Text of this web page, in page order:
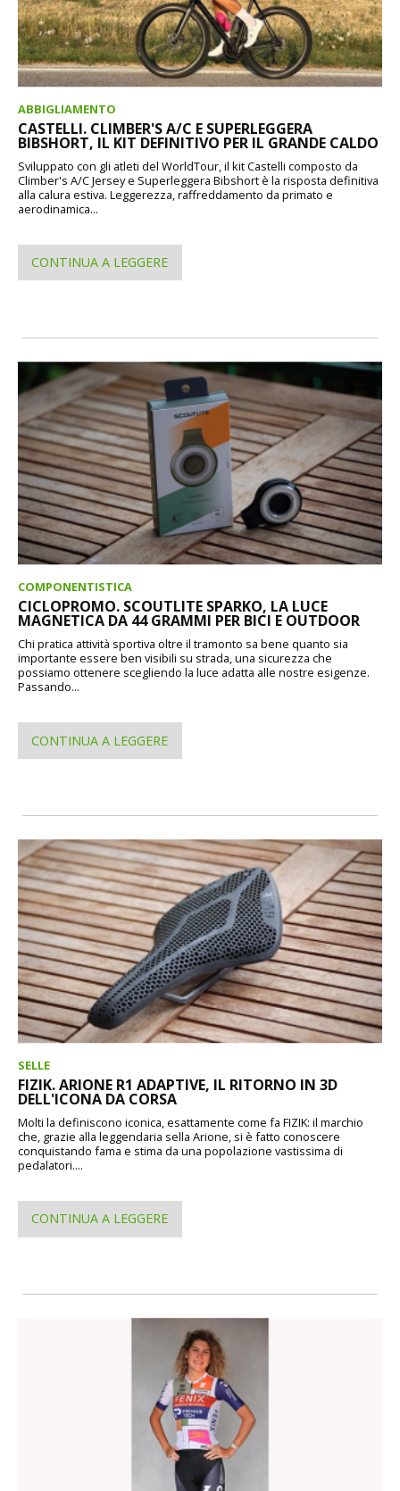
ABBIGLIAMENTO
CASTELLI. CLIMBER'S A/C E SUPERLEGGERA
BIBSHORT, IL KIT DEFINITIVO PER IL GRANDE CALDO
Sviluppato con gli atleti del WorldTour, il kit Castelli composto da
Climber's A/C Jersey e Superleggera Bibshort è la risposta definitiva
alla calura estiva. Leggerezza, raffreddamento da primato e
aerodinamica...
CONTINUA A LEGGERE
COMPONENTISTICA
CICLOPROMO. SCOUTLITE SPARKO, LA LUCE
MAGNETICA DA 44 GRAMMI PER BICI E OUTDOOR
Chi pratica attività sportiva oltre il tramonto sa bene quanto sia
importante essere ben visibili su strada, una sicurezza che
possiamo ottenere scegliendo la luce adatta alle nostre esigenze.
Passando...
CONTINUA A LEGGERE
SELLE
FIZIK. ARIONE R1 ADAPTIVE, IL RITORNO IN 3D
DELL'ICONA DA CORSA
Molti la definiscono iconica, esattamente come fa FIZIK: il marchio
che, grazie alla leggendaria sella Arione, si è fatto conoscere
conquistando fama e stima da una popolazione vastissima di
pedalatori....
CONTINUA A LEGGERE